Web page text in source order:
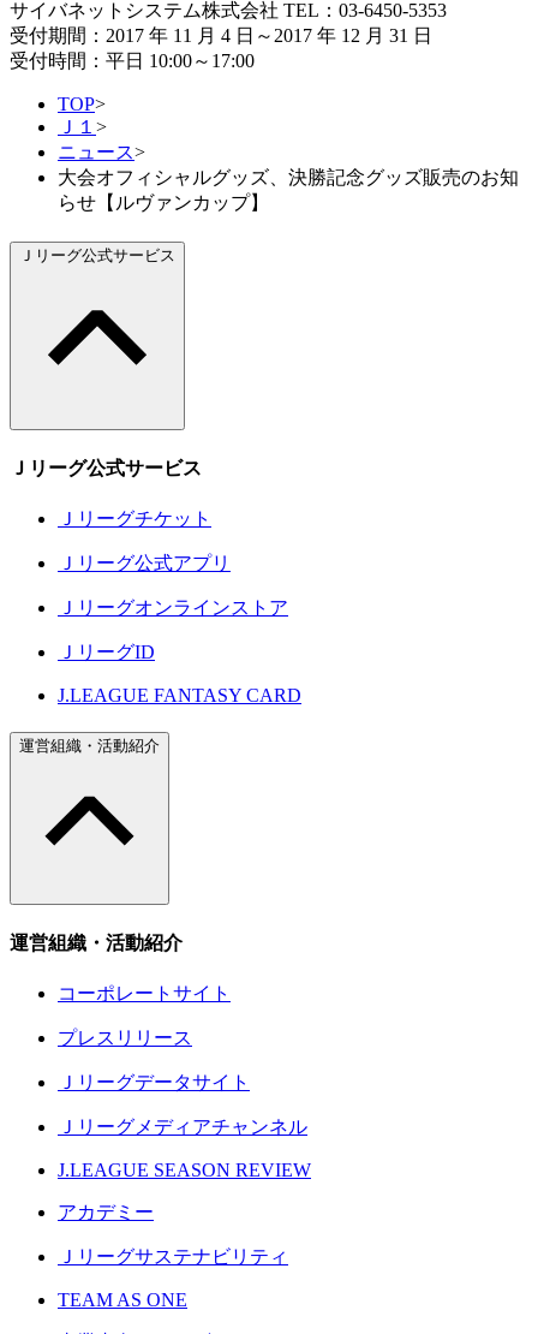
サイバネットシステム株式会社 TEL：03-6450-5353
受付期間：2017 年 11 月 4 日～2017 年 12 月 31 日
受付時間：平日 10:00～17:00
TOP>
Ｊ１ >
ニュース>
大会オフィシャルグッズ、決勝記念グッズ販売のお知
らせ【ルヴァンカップ】
Ｊリーグ公式サービス
Ｊリーグ公式サービス
Ｊリーグチケット
Ｊリーグ公式アプリ
Ｊリーグオンラインストア
ＪリーグID
J.LEAGUE FANTASY CARD
運営組織・活動紹介
運営組織・活動紹介
コーポレートサイト
プレスリリース
Ｊリーグデータサイト
Ｊリーグメディアチャンネル
J.LEAGUE SEASON REVIEW
アカデミー
Ｊリーグサステナビリティ
TEAM AS ONE